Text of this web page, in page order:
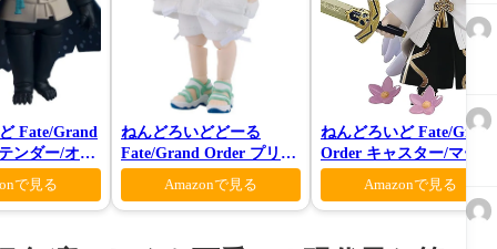
Fate/Grand
ンダー/オベ
ィガーン
で見る
ねんどろいどどーる
Fate/Grand Order プリテ
ンダー/オベロン 爽やかサ
マー・プリンスVer.
Amazonで見る
ねんどろいど Fate/Grand
Order キャスター/マーリ
ン 花の魔術師Ver.
Amazonで見る